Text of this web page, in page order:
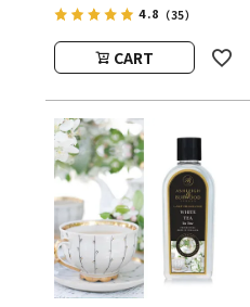
ASHLEIGH&BURWOOD
（アシュレイアンドバー
ウッド）
4.8 （35）
CART